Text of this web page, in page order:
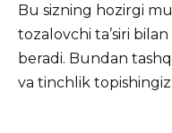
Bu sizning hozirgi
tozalovchi ta’siri
beradi. Bundan
va tinchlik